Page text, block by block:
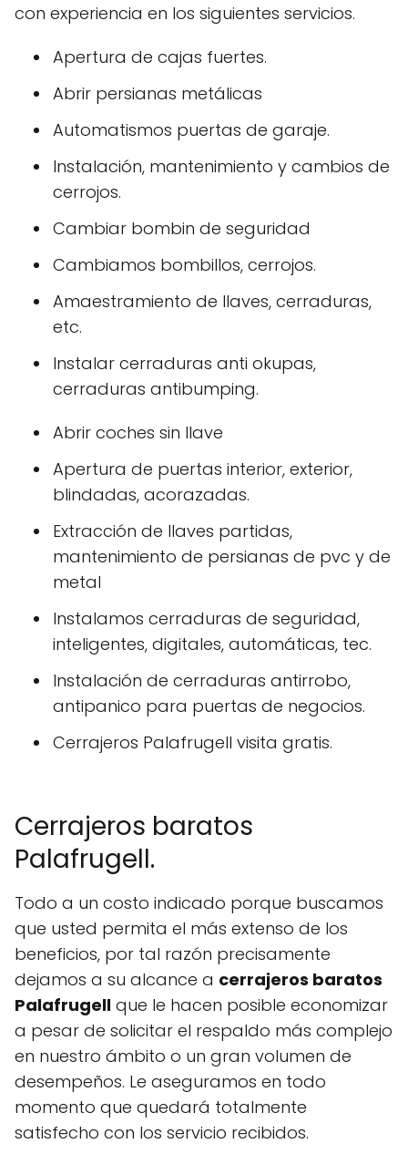
con experiencia en los siguientes servicios.
Apertura de cajas fuertes.
Abrir persianas metálicas
Automatismos puertas de garaje.
Instalación, mantenimiento y cambios de
cerrojos.
Cambiar bombin de seguridad
Cambiamos bombillos, cerrojos.
Amaestramiento de llaves, cerraduras,
etc.
Instalar cerraduras anti okupas,
cerraduras antibumping.
Abrir coches sin llave
Apertura de puertas interior, exterior,
blindadas, acorazadas.
Extracción de llaves partidas,
mantenimiento de persianas de pvc y de
metal
Instalamos cerraduras de seguridad,
inteligentes, digitales, automáticas, tec.
Instalación de cerraduras antirrobo,
antipanico para puertas de negocios.
Cerrajeros Palafrugell visita gratis.
Cerrajeros baratos
Palafrugell.
Todo a un costo indicado porque buscamos
que usted permita el más extenso de los
beneficios, por tal razón precisamente
dejamos a su alcance a cerrajeros baratos
Palafrugell que le hacen posible economizar
a pesar de solicitar el respaldo más complejo
en nuestro ámbito o un gran volumen de
desempeños. Le aseguramos en todo
momento que quedará totalmente
satisfecho con los servicio recibidos.